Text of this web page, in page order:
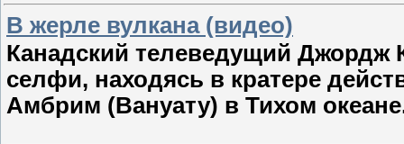
В жерле вулкана (видео)
Канадский телеведущий Джордж
селфи, находясь в кратере
Амбрим (Вануату) в Тихом